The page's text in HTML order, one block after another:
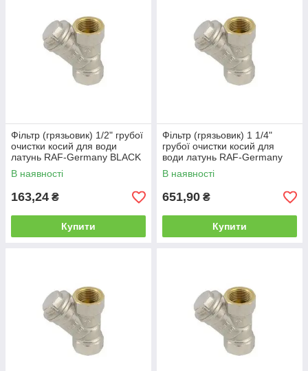
Фільтр (грязьовик) 1/2" грубої
очистки косий для води
латунь RAF-Germany BLACK
PN 20 DN 15 Німеччина
В наявності
163,24 ₴
Купити
Фільтр (грязьовик) 1 1/4"
грубої очистки косий для
води латунь RAF-Germany
BLACK PN 20 DN 32
Німеччина
В наявності
651,90 ₴
Купити